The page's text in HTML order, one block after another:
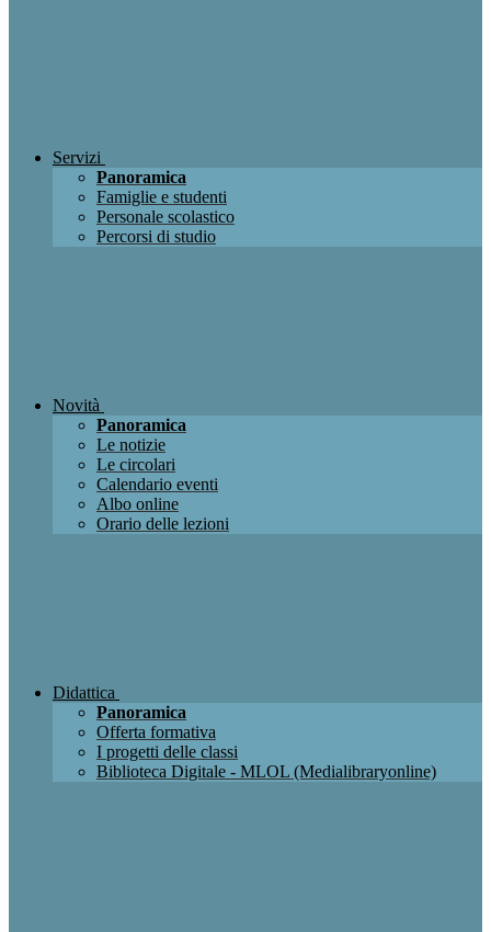
Servizi
Panoramica
Famiglie e studenti
Personale scolastico
Percorsi di studio
Novità
Panoramica
Le notizie
Le circolari
Calendario eventi
Albo online
Orario delle lezioni
Didattica
Panoramica
Offerta formativa
I progetti delle classi
Biblioteca Digitale - MLOL (Medialibraryonline)